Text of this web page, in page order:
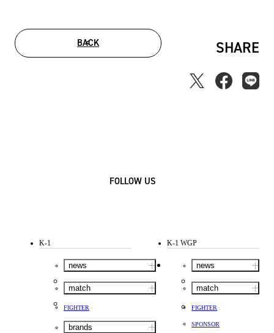
BACK SHARE
FOLLOW US
K-1
news
match
FIGHTER
brands
K-1 WGP
news
match
FIGHTER
SPONSOR